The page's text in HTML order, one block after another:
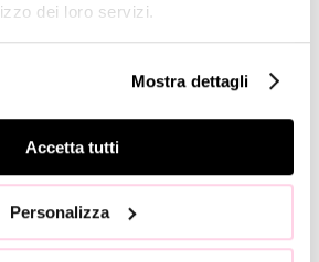
dei loro servizi.
Mostra dettagli
Accetta tutti
Personalizza